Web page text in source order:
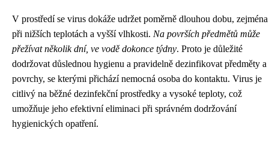
V prostředí se virus dokáže udržet poměrně dlouhou dobu, zejména
při nižších teplotách a vyšší vlhkosti. Na površích předmětů může
přežívat několik dní, ve vodě dokonce týdny. Proto je důležité
dodržovat důslednou hygienu a pravidelně dezinfikovat předměty a
povrchy, se kterými přichází nemocná osoba do kontaktu. Virus je
citlivý na běžné dezinfekční prostředky a vysoké teploty, což
umožňuje jeho efektivní eliminaci při správném dodržování
hygienických opatření.